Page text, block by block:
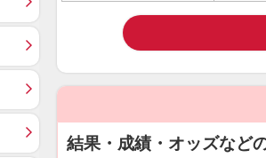
結果・成績・オッズなど